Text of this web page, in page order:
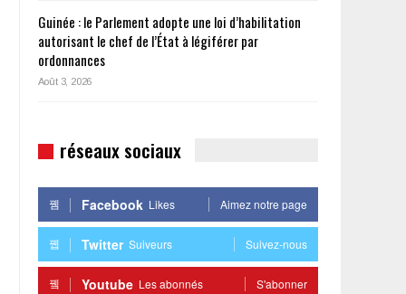
Guinée : le Parlement adopte une loi d’habilitation
autorisant le chef de l’État à légiférer par
ordonnances
Août 3, 2026
réseaux sociaux
Facebook Likes Aimez notre page
Twitter Suiveurs Suivez-nous
Youtube Les abonnés S'abonner